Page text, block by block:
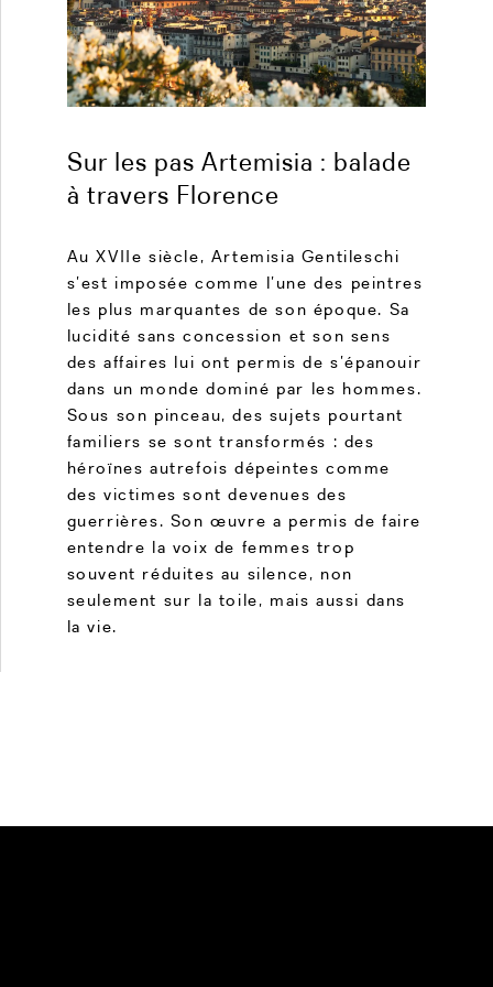
Sur les pas Artemisia : balade
à travers Florence
Au XVIIe siècle, Artemisia Gentileschi
s’est imposée comme l’une des peintres
les plus marquantes de son époque. Sa
lucidité sans concession et son sens
des affaires lui ont permis de s’épanouir
dans un monde dominé par les hommes.
Sous son pinceau, des sujets pourtant
familiers se sont transformés : des
héroïnes autrefois dépeintes comme
des victimes sont devenues des
guerrières. Son œuvre a permis de faire
entendre la voix de femmes trop
souvent réduites au silence, non
seulement sur la toile, mais aussi dans
la vie.